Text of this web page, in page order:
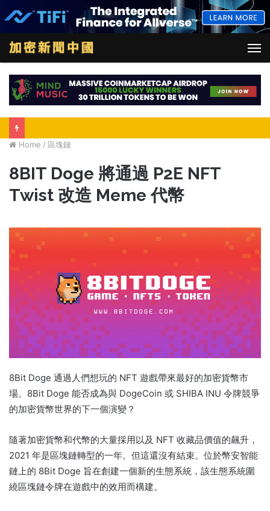
Home / 區塊鏈
8BIT Doge 將通過 P2E NFT
Twist 改造 Meme 代幣
8Bit Doge 通過人們想玩的 NFT 遊戲帶來最好的加密貨幣市
場。 8Bit Doge 能否成為與 DogeCoin 或 SHIBA INU 令牌競爭
的加密貨幣世界的下一個演變？
隨著加密貨幣和代幣的大量採用以及 NFT 收藏品價值的飆升，
2021 年是區塊鏈轉型的一年。 但這還沒有結束。 位於幣安智能
鏈上的 8Bit Doge 旨在創建一個新的生態系統，該生態系統圍
繞區塊鏈令牌在遊戲中的效用而構建。